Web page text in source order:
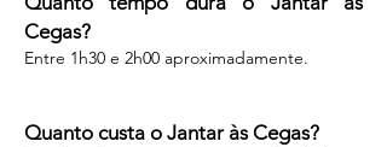
Cegas?
Entre 1h30 e 2h00 aproximadamente.
Quanto custa o Jantar às Cegas?